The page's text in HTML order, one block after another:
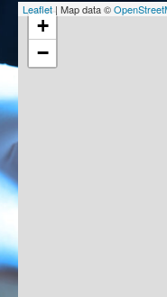
+
−
Leaflet | Map data ©